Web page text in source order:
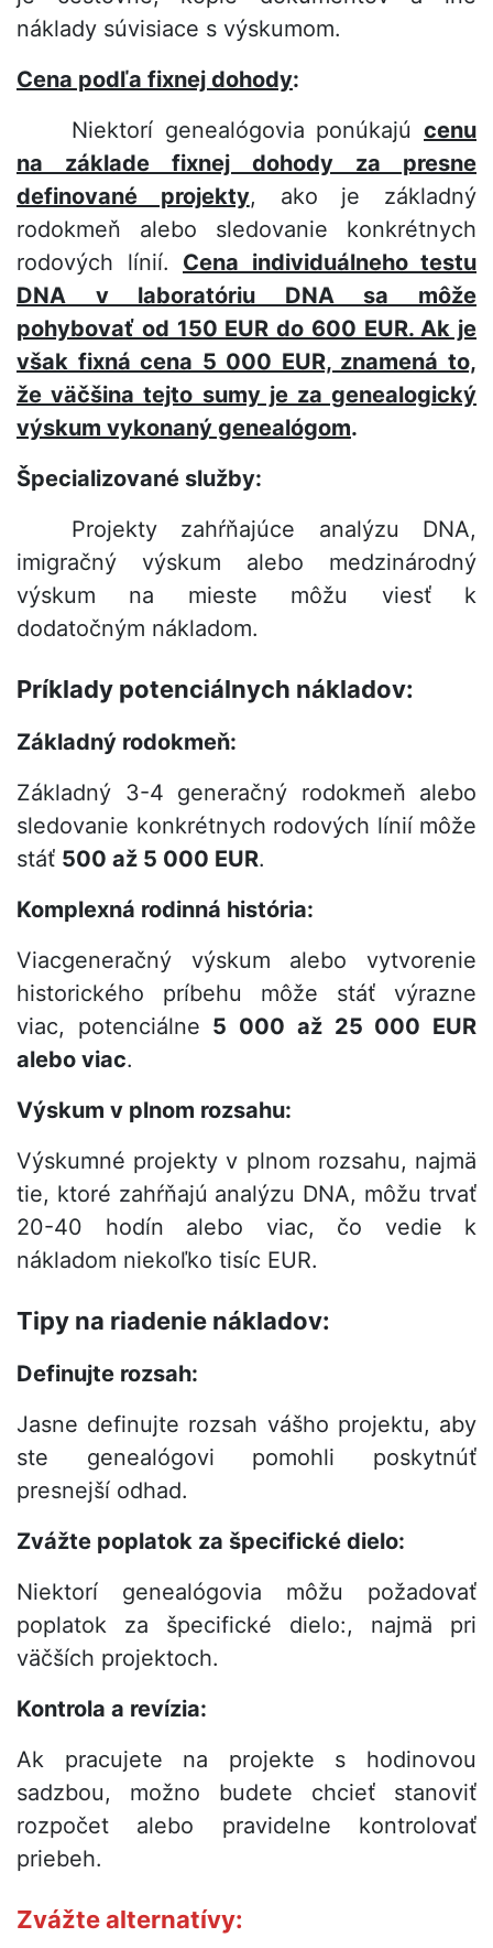
náklady súvisiace s výskumom.
Cena podľa fixnej dohody:
Niektorí genealógovia ponúkajú cenu
na základe fixnej dohody za presne
definované projekty, ako je základný
rodokmeň alebo sledovanie konkrétnych
rodových línií. Cena individuálneho testu
DNA v laboratóriu DNA sa môže
pohybovať od 150 EUR do 600 EUR. Ak je
však fixná cena 5 000 EUR, znamená to,
že väčšina tejto sumy je za genealogický
výskum vykonaný genealógom.
Špecializované služby:
Projekty zahŕňajúce analýzu DNA,
imigračný výskum alebo medzinárodný
výskum na mieste môžu viesť k
dodatočným nákladom.
Príklady potenciálnych nákladov:
Základný rodokmeň:
Základný 3-4 generačný rodokmeň alebo
sledovanie konkrétnych rodových línií môže
stáť 500 až 5 000 EUR.
Komplexná rodinná história:
Viacgeneračný výskum alebo vytvorenie
historického príbehu môže stáť výrazne
viac, potenciálne 5 000 až 25 000 EUR
alebo viac.
Výskum v plnom rozsahu:
Výskumné projekty v plnom rozsahu, najmä
tie, ktoré zahŕňajú analýzu DNA, môžu trvať
20-40 hodín alebo viac, čo vedie k
nákladom niekoľko tisíc EUR.
Tipy na riadenie nákladov:
Definujte rozsah:
Jasne definujte rozsah vášho projektu, aby
ste genealógovi pomohli poskytnúť
presnejší odhad.
Zvážte poplatok za špecifické dielo:
Niektorí genealógovia môžu požadovať
poplatok za špecifické dielo:, najmä pri
väčších projektoch.
Kontrola a revízia:
Ak pracujete na projekte s hodinovou
sadzbou, možno budete chcieť stanoviť
rozpočet alebo pravidelne kontrolovať
priebeh.
Zvážte alternatívy: